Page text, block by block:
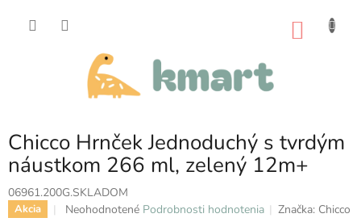
Chicco Hrnček Jednoduchý s tvrdým
náustkom 266 ml, zelený 12m+
06961.200G.SKLADOM
Akcia
Priemerné
Neohodnotené Podrobnosti hodnotenia Značka: Chicco